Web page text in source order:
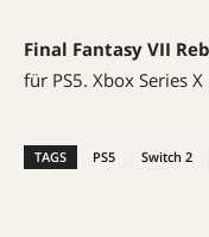
Final Fantasy VII
für PS5. Xbox Series
TAGS PS5 Switch 2